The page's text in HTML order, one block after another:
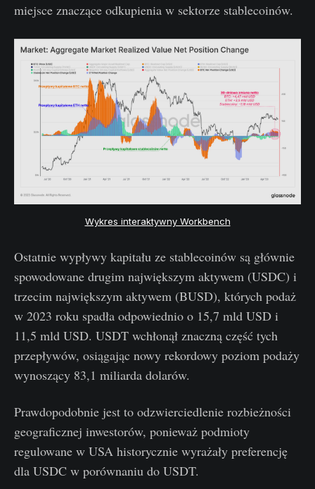
miejsce znaczące odkupienia w sektorze stablecoinów.
Wykres interaktywny Workbench
Ostatnie wypływy kapitału ze stablecoinów są głównie
spowodowane drugim największym aktywem (USDC) i
trzecim największym aktywem (BUSD), których podaż
w 2023 roku spadła odpowiednio o 15,7 mld USD i
11,5 mld USD. USDT wchłonął znaczną część tych
przepływów, osiągając nowy rekordowy poziom podaży
wynoszący 83,1 miliarda dolarów.
Prawdopodobnie jest to odzwierciedlenie rozbieżności
geograficznej inwestorów, ponieważ podmioty
regulowane w USA historycznie wyrażały preferencję
dla USDC w porównaniu do USDT.